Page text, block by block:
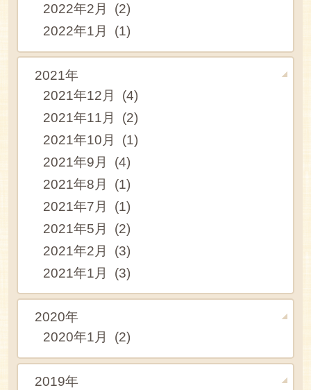
2022年2月 (2)
2022年1月 (1)
2021年
2021年12月 (4)
2021年11月 (2)
2021年10月 (1)
2021年9月 (4)
2021年8月 (1)
2021年7月 (1)
2021年5月 (2)
2021年2月 (3)
2021年1月 (3)
2020年
2020年1月 (2)
2019年